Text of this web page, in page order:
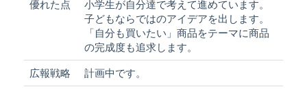
優れた点
小学生が自分達で考えて進めています。
子どもならではのアイデアを出します。
「自分も買いたい」商品をテーマに商品
の完成度も追求します。
広報戦略 計画中です。